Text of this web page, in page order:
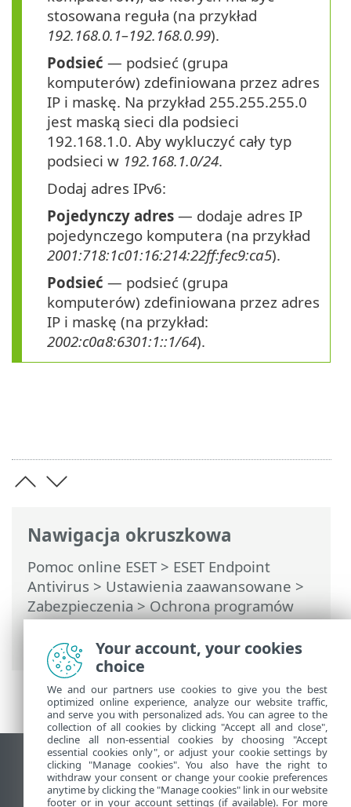
Nawigacja okruszkowa
Pomoc online ESET> ESET Endpoint
Antivirus > Ustawienia zaawansowane >
Zabezpieczenia>Ochrona programów
poczty e-mail>Ochrona przesyłania
poczty> Wykluczone adresy IP
stosowana reguła (na przykład
192.168.0.1–192.168.0.99).
Podsieć — podsieć (grupa
komputerów) zdefiniowana przez adres
IP i maskę. Na przykład 255.255.255.0
jest maską sieci dla podsieci
192.168.1.0. Aby wykluczyć cały typ
podsieci w 192.168.1.0/24.
Dodaj adres IPv6:
Pojedynczy adres — dodaje adres IP
pojedynczego komputera (na przykład
2001:718:1c01:16:214:22ff:fec9:ca5).
Podsieć — podsieć (grupa
komputerów) zdefiniowana przez adres
IP i maskę (na przykład:
2002:c0a8:6301:1::1/64).
Wyświetl witrynę internetową dla
komputerów
Your account, your cookies
choice
We and our partners use cookies to give you the best
optimized online experience, analyze our website traffic,
and serve you with personalized ads. You can agree to the
collection of all cookies by clicking "Accept all and close",
decline all non-essential cookies by choosing "Accept
essential cookies only", or adjust your cookie settings by
clicking "Manage cookies". You also have the right to
withdraw your consent or change your cookie preferences
anytime by clicking the "Manage cookies" link in our website
footer or in your account settings (if available). For more